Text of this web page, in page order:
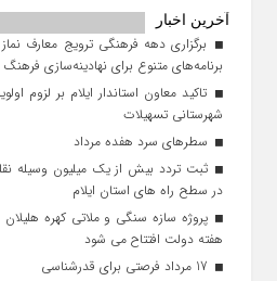
آخرین اخبار
برگزاری دهه فرهنگی ترویج معارف
برنامه‌های متنوع برای نهادینه‌سازی فرهنگ
تاکید معاون استاندار ایلام بر لزوم
شهرستانی تسهیلات
سطرهای سرد هفده مرداد
ثبت تردد بیش از یک میلیون وسیله
در سطح راه‌ های استان ایلام
هفته دولت افتتاح می شود